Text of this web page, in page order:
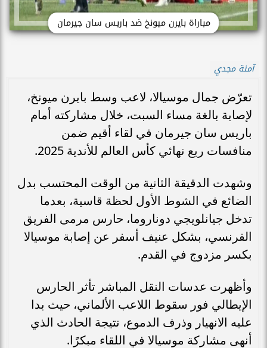
مباراة بايرن ميونخ ضد باريس سان جيرمان
آمنة مجدي
تعرّض جمال موسيالا، لاعب وسط بايرن ميونخ،
لإصابة بالغة مساء السبت، خلال مشاركته أمام
باريس سان جيرمان في لقاء أقيم ضمن
منافسات ربع نهائي كأس العالم للأندية 2025.
وشهدت الدقيقة الثانية من الوقت المحتسب بدل
الضائع في الشوط الأول لحظة قاسية، بعدما
تدخل جيانلويجي دوناروما، حارس مرمى الفريق
الفرنسي، بشكل عنيف أسفر عن إصابة موسيالا
بكسر مزدوج في القدم.
وأظهرت عدسات النقل المباشر تأثر الحارس
الإيطالي فور سقوط اللاعب الألماني، حيث بدا
عليه الانهيار وذرف الدموع، نتيجة الحادث الذي
أنهى مشاركة موسيالا في اللقاء مبكرًا.